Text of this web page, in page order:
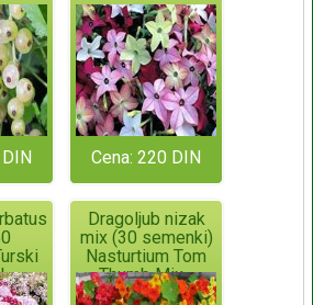
Cena: 220 DIN
Dragoljub nizak
mix (30 semenki)
Nasturtium Tom
Thumb Mix -
Tropaeolum Majus